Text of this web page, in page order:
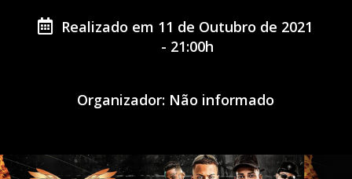
Realizado em 11 de Outubro de 2021
- 21:00h
Organizador: Não informado